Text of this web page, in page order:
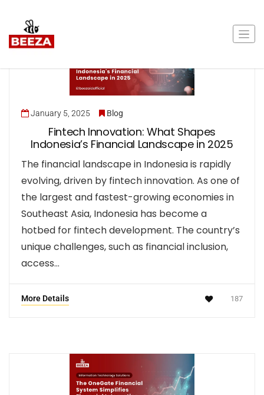
January 5, 2025 Blog
Fintech Innovation: What Shapes
Indonesia’s Financial Landscape in 2025
The financial landscape in Indonesia is rapidly
evolving, driven by fintech innovation. As one of
the largest and fastest-growing economies in
Southeast Asia, Indonesia has become a
hotbed for fintech development. The country’s
unique challenges, such as financial inclusion,
access…
More Details 187